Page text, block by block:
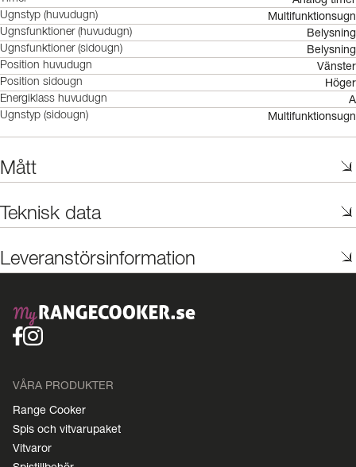
Ugnstyp (huvudugn) Multifunktionsugn
Ugnsfunktioner (huvudugn) Belysning
Ugnsfunktioner (sidougn) Belysning
Position huvudugn Vänster
Position sidougn Höger
Energiklass huvudugn A
Ugnstyp (sidougn) Multifunktionsugn
Mått
Teknisk data
Leveranstörsinformation
VÅRA PRODUKTER
Range Cooker
Spis och vitvarupaket
Vitvaror